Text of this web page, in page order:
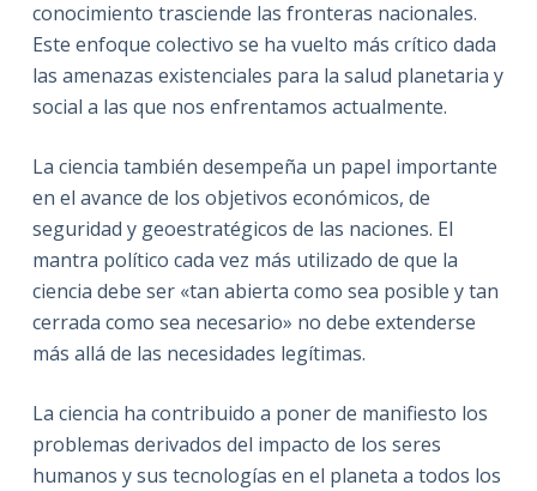
conocimiento trasciende las fronteras nacionales.
Este enfoque colectivo se ha vuelto más crítico dada
las amenazas existenciales para la salud planetaria y
social a las que nos enfrentamos actualmente.
La ciencia también desempeña un papel importante
en el avance de los objetivos económicos, de
seguridad y geoestratégicos de las naciones. El
mantra político cada vez más utilizado de que la
ciencia debe ser «tan abierta como sea posible y tan
cerrada como sea necesario» no debe extenderse
más allá de las necesidades legítimas.
La ciencia ha contribuido a poner de manifiesto los
problemas derivados del impacto de los seres
humanos y sus tecnologías en el planeta a todos los